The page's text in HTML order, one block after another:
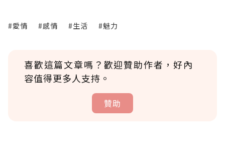
#愛情 #感情 #生活 #魅力
喜歡這篇文章嗎？歡迎贊助作者，好內
容值得更多人支持。
贊助